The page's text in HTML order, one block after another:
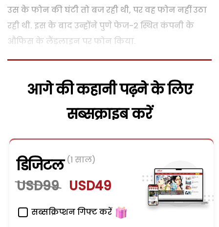
उस के फोन की घंटी तो बज रही थी, पर वह फोन नहीं उठा
रही थी. इस के बाद उन्होंने पुणे फेज-2 स्थित कंपनी के
औफिस के लैंडलाइन पर फोन किया.
आगे की कहानी पढ़ने के लिए
सब्सक्राइब करें
डिजिटल (1 साल)
USD99 USD49
सब्सक्रिप्शन गिफ्ट करें